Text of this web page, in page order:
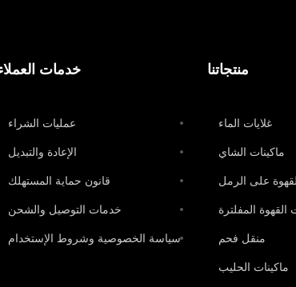
خدمات
عمليات الشراء
الإعادة والتبديل
قانون حماية المستهلك
خدمات التوصيل والشحن
سياسة الخصوصية وشروط الإستخدام
منتجاتنا
غلايات الماء
ماكينات الشاي
على الرمل
القهوة المفلترة
منقل فحم
ماكينات الحليب